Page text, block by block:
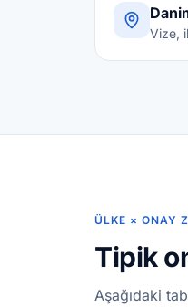
Vize,
ÜLKE × ONAY
Tipik
Aşağıdaki